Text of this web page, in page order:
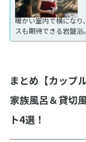
暖かい室内で横になり
スも期待できる岩盤
まとめ【カップ
家族風呂＆貸切
ト4選！